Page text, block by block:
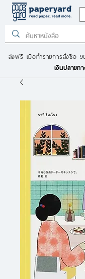
ส่งฟรี เมื่อทำรายการสั่งซื้อ
เงินปลายท